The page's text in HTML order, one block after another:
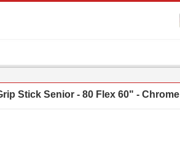
Stick Senior - 80 Flex 60" - Chrome